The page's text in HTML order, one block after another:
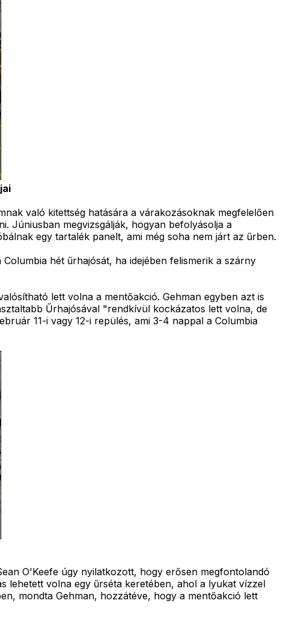
való kitettség hatására a várakozásoknak megfelelően
Júniusban megvizsgálják, hogyan befolyásolja a
egy tartalék panelt, ami még soha nem járt az űrben.
hét űrhajósát, ha idejében felismerik a szárny
lett volna a mentőakció. Gehman egyben azt is
Űrhajósával "rendkívül kockázatos lett volna, de
11-i vagy 12-i repülés, ami 3-4 nappal a Columbia
O'Keefe úgy nyilatkozott, hogy erősen megfontolandó
lehetett volna egy űrséta keretében, ahol a lyukat vízzel
mondta Gehman, hozzátéve, hogy a mentőakció lett